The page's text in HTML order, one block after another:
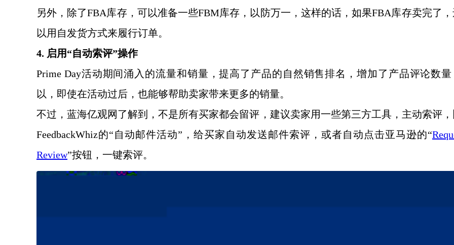
另外，除了FBA库存，可以准备一些FBM库存，以防万一，这样的话，如果FBA库存卖完了
以用自发货方式来履行订单。
4. 启用“自动索评”操作
Prime Day活动期间涌入的流量和销量，提高了产品的自然销售排名，增加了产品评论数
以，即使在活动过后，也能够帮助卖家带来更多的销量。
不过，蓝海亿观网了解到，不是所有买家都会留评，建议卖家用一些第三方工具，主动索评
FeedbackWhiz的“自动邮件活动”，给买家自动发送邮件索评，或者自动点击亚马逊的“
Review”按钮，一键索评。